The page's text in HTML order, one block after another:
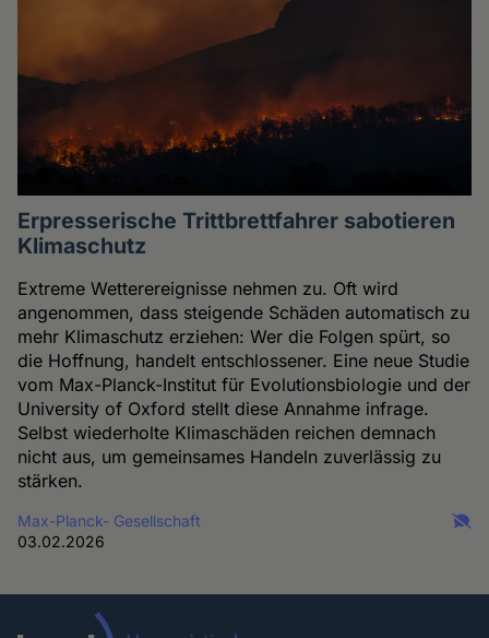
Erpresserische Trittbrettfahrer sabotieren
Klimaschutz
Extreme Wetterereignisse nehmen zu. Oft wird
angenommen, dass steigende Schäden automatisch zu
mehr Klimaschutz erziehen: Wer die Folgen spürt, so
die Hoffnung, handelt entschlossener. Eine neue Studie
vom Max-Planck-Institut für Evolutionsbiologie und der
University of Oxford stellt diese Annahme infrage.
Selbst wiederholte Klimaschäden reichen demnach
nicht aus, um gemeinsames Handeln zuverlässig zu
stärken.
Max-Planck- Gesellschaft
03.02.2026